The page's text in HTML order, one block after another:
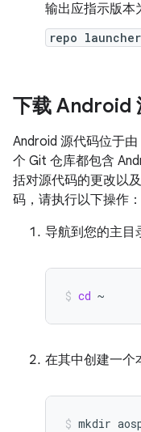
输出应指示版本
repo
下载 Android
Android 源代码位于
个 Git 仓库都包含
括对源代码的更改以
码，请执行以下操作：
导航到您的主目
cd ~
在其中创建一个
mkdir